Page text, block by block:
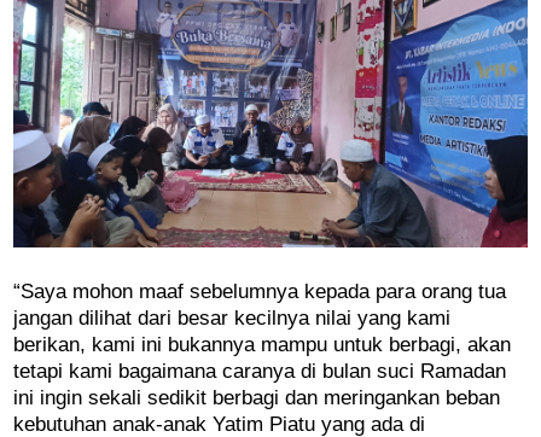
“Saya mohon maaf sebelumnya kepada para orang tua
jangan dilihat dari besar kecilnya nilai yang kami
berikan, kami ini bukannya mampu untuk berbagi, akan
tetapi kami bagaimana caranya di bulan suci Ramadan
ini ingin sekali sedikit berbagi dan meringankan beban
kebutuhan anak-anak Yatim Piatu yang ada di